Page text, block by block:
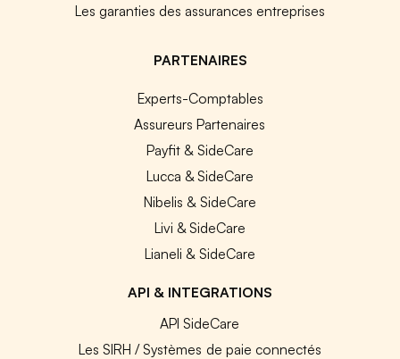
Les garanties des assurances entreprises
PARTENAIRES
Experts-Comptables
Assureurs Partenaires
Payfit & SideCare
Lucca & SideCare
Nibelis & SideCare
Livi & SideCare
Lianeli & SideCare
API & INTEGRATIONS
API SideCare
Les SIRH / Systèmes de paie connectés